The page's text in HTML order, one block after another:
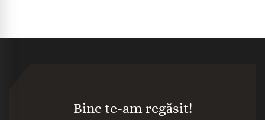
Bine te-am regăsit!